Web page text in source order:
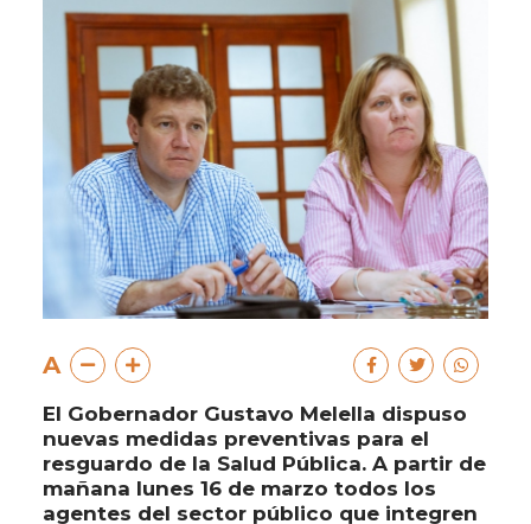
A
El Gobernador Gustavo Melella dispuso
nuevas medidas preventivas para el
resguardo de la Salud Pública. A partir de
mañana lunes 16 de marzo todos los
agentes del sector público que integren